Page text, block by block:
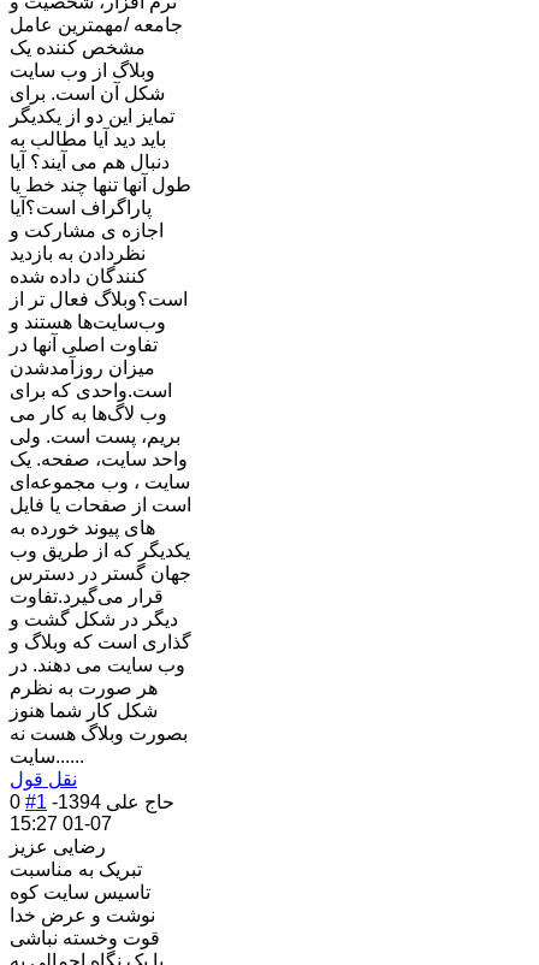
جامعه /مهمترین عامل
مشخص کننده یک
وبلاگ از وب سایت
شکل آن است. برای
تمایز این دو از یکدیگر
باید دید آیا مطالب به
دنبال هم می آیند؟ آیا
طول آنها تنها چند خط یا
پاراگراف است؟آیا
اجازه ی مشارکت و
نظردادن به بازدید
کنندگان داده شده
است؟وبلاگ فعال تر از
وب‌سایت‌ها هستند و
تفاوت اصلی آنها در
میزان روزآمدشدن
است.واحدی که برای
وب لاگ‌ها به کار می
بریم، پست است. ولی
واحد سایت، صفحه. یک
سایت ، وب مجموعه‌ای
است از صفحات یا فایل
های پیوند خورده به
یکدیگر که از طریق وب
جهان گستر در دسترس
قرار می‌گیرد.تفاوت
دیگر در شکل گشت و
گذاری است که وبلاگ و
وب سایت می دهند. در
هر صورت به نظرم
شکل کار شما هنوز
بصورت وبلاگ هست نه
سایت......
نقل قول
0 #1 حاج علی
1394-
07-01 15:27
رضایی عزیز
تبریک به مناسبت
تاسیس سایت کوه
نوشت و عرض خدا
قوت وخسته نباشی
با یک نگاه اجمالی به